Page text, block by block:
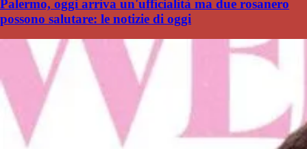
Palermo, oggi arriva un'ufficialità ma due rosanero
possono salutare: le notizie di oggi